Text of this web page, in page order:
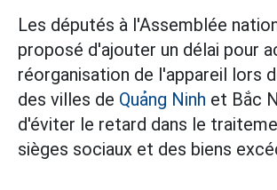
Les députés à l'Assemblée
proposé d'ajouter un délai pour
réorganisation de l'appareil lors
des villes de Quảng Ninh et Bắc
d'éviter le retard dans le
sièges sociaux et des biens